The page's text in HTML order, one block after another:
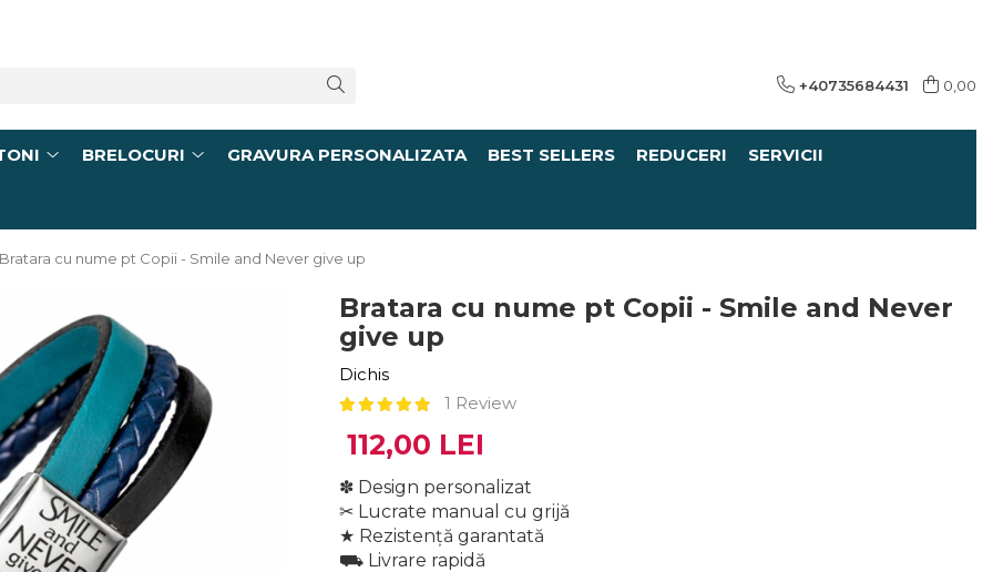
+40735684431 0,00
BRELOCURI GRAVURA PERSONALIZATA BEST SELLERS REDUCERI SERVICII
Bratara cu nume pt Copii - Smile and Never give up
Bratara cu nume pt Copii - Smile and Never
give up
Dichis
1 Review
112,00 LEI
✽ Design personalizat
✂︎ Lucrate manual cu grijă
★ Rezistență garantată
⛟ Livrare rapidă